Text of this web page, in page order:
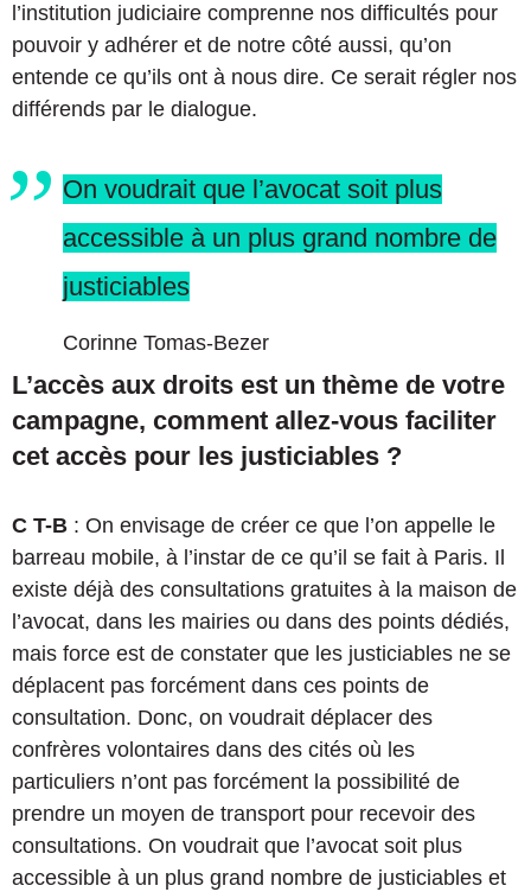
l’institution judiciaire comprenne nos difficultés pour
pouvoir y adhérer et de notre côté aussi, qu’on
entende ce qu’ils ont à nous dire. Ce serait régler nos
différends par le dialogue.
On voudrait que l’avocat soit plus
accessible à un plus grand nombre de
justiciables
Corinne Tomas-Bezer
L’accès aux droits est un thème de votre
campagne, comment allez-vous faciliter
cet accès pour les justiciables ?
C T-B : On envisage de créer ce que l’on appelle le
barreau mobile, à l’instar de ce qu’il se fait à Paris. Il
existe déjà des consultations gratuites à la maison de
l’avocat, dans les mairies ou dans des points dédiés,
mais force est de constater que les justiciables ne se
déplacent pas forcément dans ces points de
consultation. Donc, on voudrait déplacer des
confrères volontaires dans des cités où les
particuliers n’ont pas forcément la possibilité de
prendre un moyen de transport pour recevoir des
consultations. On voudrait que l’avocat soit plus
accessible à un plus grand nombre de justiciables et